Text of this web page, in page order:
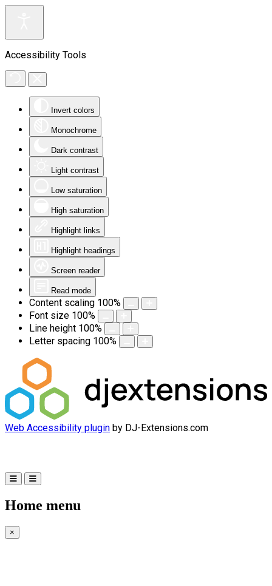
Accessibility Tools
Invert colors
Monochrome
Dark contrast
Light contrast
Low saturation
High saturation
Highlight links
Highlight headings
Screen reader
Read mode
Content scaling 100%
Font size 100%
Line height 100%
Letter spacing 100%
Web Accessibility plugin by DJ-Extensions.com
Home menu
×